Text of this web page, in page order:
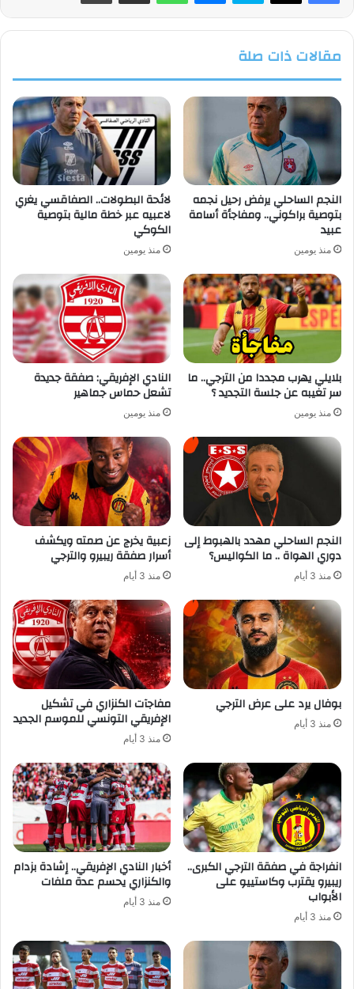
مقالات ذات صلة
النجم الساحلي يرفض رحيل نجمه
بتوصية براكوني.. ومفاجأة أسامة
عبيد
منذ يومين
لائحة البطولات.. الصفاقسي يغري
لاعبيه عبر خطة مالية بتوصية
الكوكي
منذ يومين
بلايلي يهرب مجددا من الترجي.. ما
سر تغيبه عن جلسة التجديد ؟
منذ يومين
النادي الإفريقي: صفقة جديدة
تشعل حماس جماهير
منذ يومين
النجم الساحلي مهدد بالهبوط إلى
دوري الهواة .. ما الكواليس؟
منذ 3 أيام
زعبية يخرج عن صمته ويكشف
أسرار صفقة ريبيرو والترجي
منذ 3 أيام
بوفال يرد على عرض الترجي
منذ 3 أيام
مفاجآت الكنزاري في تشكيل
الإفريقي التونسي للموسم الجديد
منذ 3 أيام
انفراجة في صفقة الترجي الكبرى..
ريبيرو يقترب وكاستييو على
الأبواب
منذ 3 أيام
أخبار النادي الإفريقي.. إشادة بزدام
والكنزاري يحسم عدة ملفات
منذ 3 أيام